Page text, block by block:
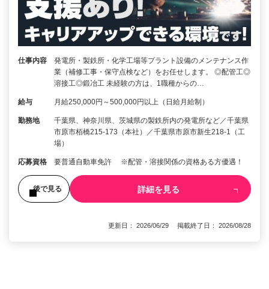
仕事内容
発電所・製鉄所・化学工場等プラント設備のメンテナンス作
業（補修工事・保守点検など）をお任せします。 ◎配管工◎
溶接工◎鍛冶工 未経験の方は、1職種からの…
給与 月給250,000円～500,000円以上（日給月給制）
勤務地
千葉県、神奈川県、茨城県の製鉄所内の発電所など／千葉県
市原市栢橋215-173（本社）／千葉県市原市新生218-1（工
場）
応募資格 要普通自動車免許 ※配管・溶接関係の資格ある方優遇！
後で見る 詳細を見る
更新日： 2026/06/29 掲載終了日： 2026/08/28